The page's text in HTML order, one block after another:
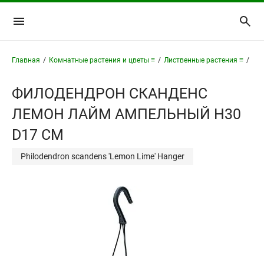
Главная / Комнатные растения и цветы ≡ / Лиственные растения ≡ /
ФИЛОДЕНДРОН СКАНДЕНС
ЛЕМОН ЛАЙМ АМПЕЛЬНЫЙ H30
D17 СМ
Philodendron scandens 'Lemon Lime' Hanger